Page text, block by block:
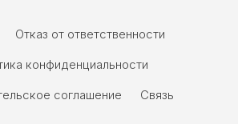
Отказ от ответственности
конфиденциальности
соглашение
Связь